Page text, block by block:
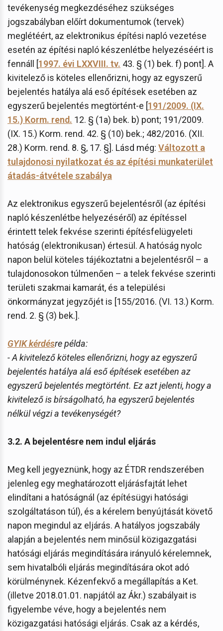
tevékenység megkezdéséhez szükséges
jogszabályban előírt dokumentumok (tervek)
meglétéért, az elektronikus építési napló vezetése
esetén az építési napló készenlétbe helyezéséért is
fennáll [1997. évi LXXVIII. tv. 43. § (1) bek. f) pont]. A
kivitelező is köteles ellenőrizni, hogy az egyszerű
bejelentés hatálya alá eső építések esetében az
egyszerű bejelentés megtörtént-e [191/2009. (IX.
15.) Korm. rend. 12. § (1a) bek. b) pont; 191/2009.
(IX. 15.) Korm. rend. 42. § (10) bek.; 482/2016. (XII.
28.) Korm. rend. 8. §, 17. §]. Lásd még: Változott a
tulajdonosi nyilatkozat és az építési munkaterület
átadás-átvétele szabálya
Az elektronikus egyszerű bejelentésről (az építési
napló készenlétbe helyezéséről) az építéssel
érintett telek fekvése szerinti építésfelügyeleti
hatóság (elektronikusan) értesül. A hatóság nyolc
napon belül köteles tájékoztatni a bejelentésről – a
tulajdonosokon túlmenően – a telek fekvése szerinti
területi szakmai kamarát, és a települési
önkormányzat jegyzőjét is [155/2016. (VI. 13.) Korm.
rend. 2. § (3) bek.].
GYIK kérdésre példa:
- A kivitelező köteles ellenőrizni, hogy az egyszerű
bejelentés hatálya alá eső építések esetében az
egyszerű bejelentés megtörtént. Ez azt jelenti, hogy a
kivitelező is bírságolható, ha egyszerű bejelentés
nélkül végzi a tevékenységét?
3.2. A bejelentésre nem indul eljárás
Meg kell jegyeznünk, hogy az ÉTDR rendszerében
jelenleg egy meghatározott eljárásfajtát lehet
elindítani a hatóságnál (az építésügyi hatósági
szolgáltatáson túl), és a kérelem benyújtását követő
napon megindul az eljárás. A hatályos jogszabály
alapján a bejelentés nem minősül közigazgatási
hatósági eljárás megindítására irányuló kérelemnek,
sem hivatalbóli eljárás megindítására okot adó
körülménynek. Kézenfekvő a megállapítás a Ket.
(illetve 2018.01.01. napjától az Ákr.) szabályait is
figyelembe véve, hogy a bejelentés nem
közigazgatási hatósági eljárás. Csak az a kérdés,